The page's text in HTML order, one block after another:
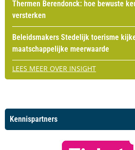
Thermen Berendonck: hoe bewuste
versterken
Beleidsmakers Stedelijk toerisme
maatschappelijke meerwaarde
LEES MEER OVER INSIGHT
Kennispartners